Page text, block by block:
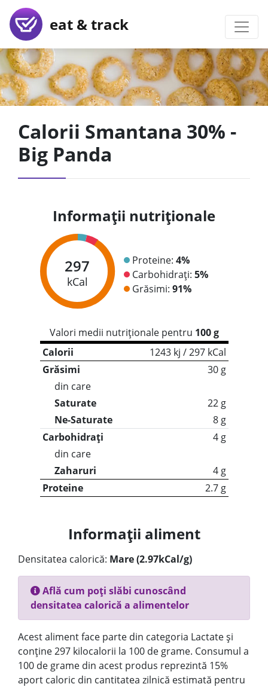
eat & track
Calorii Smantana 30% -
Big Panda
Informații nutriționale
297
kCal
Proteine: 4%
Carbohidrați: 5%
Grăsimi: 91%
Valori medii nutriționale pentru 100 g
Calorii
1243 kj / 297 kCal
Grăsimi
30 g
din care
Saturate
22 g
Ne-Saturate
8 g
Carbohidrați
4 g
din care
Zaharuri
4 g
Proteine
2.7 g
Informații aliment
Densitatea calorică: Mare (2.97kCal/g)
Află cum poți slăbi cunoscând
densitatea calorică a alimentelor
Acest aliment face parte din categoria Lactate și
conține 297 kilocalorii la 100 de grame. Consumul a
100 de grame din acest produs reprezintă 15%
aport caloric din cantitatea zilnică estimată pentru